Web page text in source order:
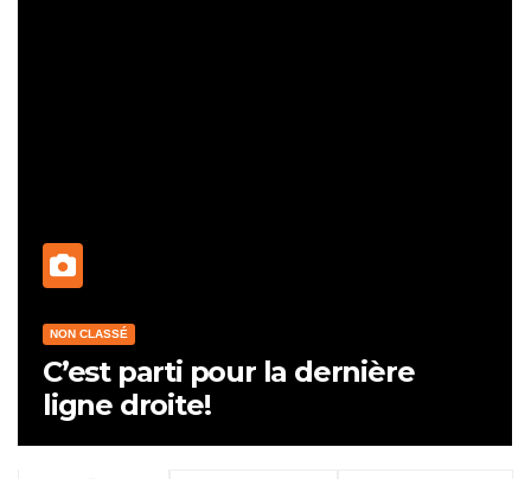
NON CLASSÉ
Le Cafrad, Un îlot de bonheur !